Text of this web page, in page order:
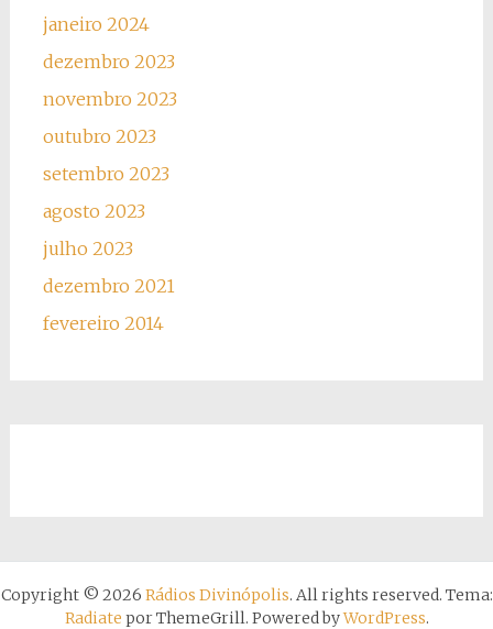
janeiro 2024
dezembro 2023
novembro 2023
outubro 2023
setembro 2023
agosto 2023
julho 2023
dezembro 2021
fevereiro 2014
Copyright © 2026 Rádios Divinópolis. All rights reserved. Tema:
Radiate por ThemeGrill. Powered byWordPress.